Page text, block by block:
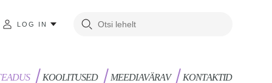
LOG IN
KOOLITUSED MEEDIAVÄRAV KONTAKTID